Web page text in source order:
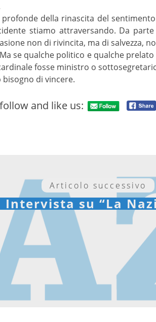
della rinascita del
stiamo attraversando. Da parte
non di rivincita, ma di salvezza,
se qualche politico e qualche
fosse ministro o
di vincere.
and like us:
Articolo successivo
Intervista su “La